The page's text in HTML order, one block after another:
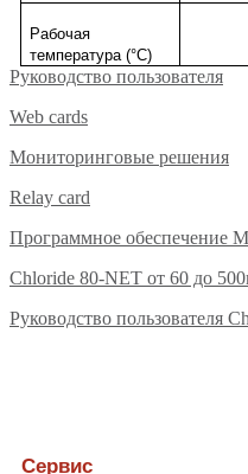
Рабочая
температура (°С)
Руководство пользователя
Web cards
Мониторинговые решения
Relay card
Программное обеспечение
Chloride 80-NET от 60 до
Руководство пользователя
Сервис